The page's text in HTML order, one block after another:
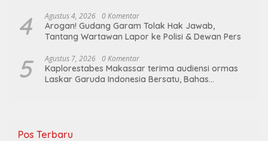
4 Agustus 4, 2026 0 Komentar
Arogan! Gudang Garam Tolak Hak Jawab,
Tantang Wartawan Lapor ke Polisi & Dewan Pers
5 Agustus 7, 2026 0 Komentar
Kaplorestabes Makassar terima audiensi ormas
Laskar Garuda Indonesia Bersatu, Bahas
Pos Terbaru